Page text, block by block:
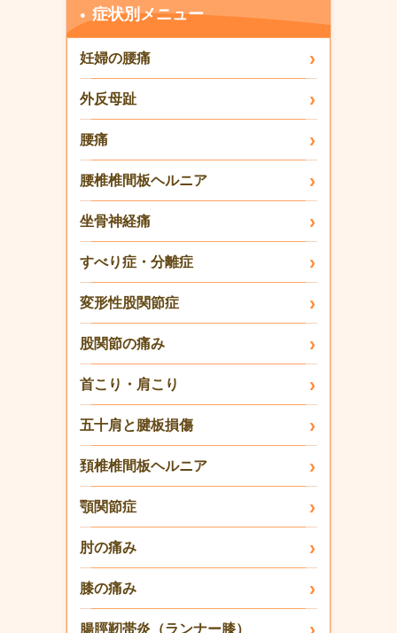
症状別メニュー
妊婦の腰痛
外反母趾
腰痛
腰椎椎間板ヘルニア
坐骨神経痛
すべり症・分離症
変形性股関節症
股関節の痛み
首こり・肩こり
五十肩と腱板損傷
頚椎椎間板ヘルニア
顎関節症
肘の痛み
膝の痛み
腸脛靭帯炎（ランナー膝）